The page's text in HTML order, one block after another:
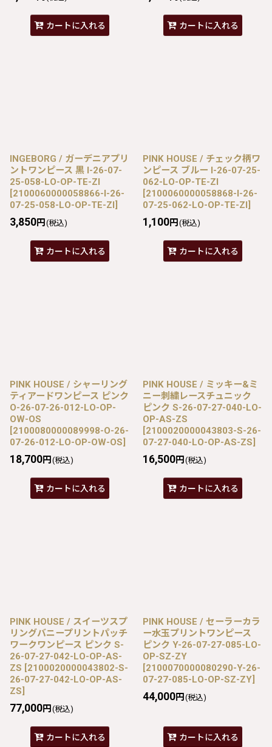
カートに入れる カートに入れる
INGEBORG / ガーデニアプリ
ントワンピース 黒 I-26-07-
25-058-LO-OP-TE-ZI
[2100060000058866-I-26-
07-25-058-LO-OP-TE-ZI]
3,850円 (税込)
カートに入れる
PINK HOUSE / チェック柄ワ
ンピース ブルー I-26-07-25-
062-LO-OP-TE-ZI
[2100060000058868-I-26-
07-25-062-LO-OP-TE-ZI]
1,100円 (税込)
カートに入れる
PINK HOUSE / シャーリング
ティアードワンピース ピンク
O-26-07-26-012-LO-OP-
OW-OS
[2100080000089998-O-26-
07-26-012-LO-OP-OW-OS]
18,700円 (税込)
カートに入れる
PINK HOUSE / ミッキー&ミ
ニー刺繍レースチュニック
ピンク S-26-07-27-040-LO-
OP-AS-ZS
[2100020000043803-S-26-
07-27-040-LO-OP-AS-ZS]
16,500円 (税込)
カートに入れる
PINK HOUSE / スイーツスプ
リングバニープリントパッチ
ワークワンピース ピンク S-
26-07-27-042-LO-OP-AS-
ZS [2100020000043802-S-
26-07-27-042-LO-OP-AS-
ZS]
77,000円 (税込)
カートに入れる
PINK HOUSE / セーラーカラ
ー水玉プリントワンピース
ピンク Y-26-07-27-085-LO-
OP-SZ-ZY
[2100070000080290-Y-26-
07-27-085-LO-OP-SZ-ZY]
44,000円 (税込)
カートに入れる